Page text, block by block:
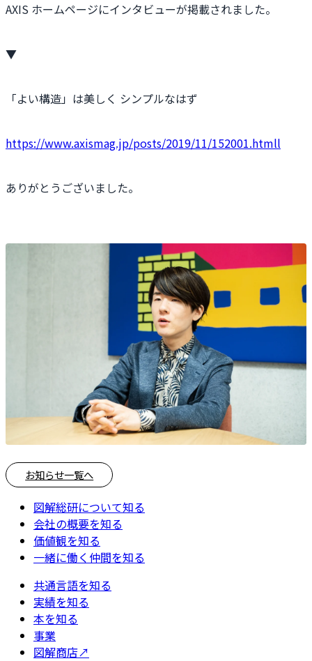
AXIS ホームページにインタビューが掲載されました。
▼
「よい構造」は美しく シンプルなはず
https://www.axismag.jp/posts/2019/11/152001.htmll
ありがとうございました。
お知らせ一覧へ
図解総研について知る
会社の概要を知る
価値観を知る
一緒に働く仲間を知る
共通言語を知る
実績を知る
本を知る
事業
図解商店↗